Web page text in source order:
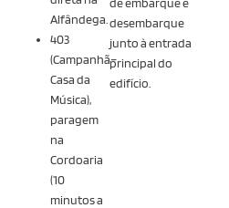
Alfândega.
403
(Campanhã–
Casa da
Música),
paragem
na
Cordoaria
(10
minutos a
desembarque
junto à entrada
principal do
edifício.